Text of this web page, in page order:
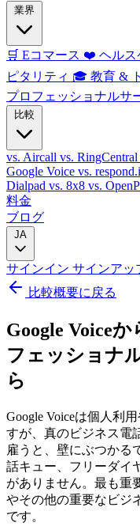
業界
🛒 Eコマース ❤️ ヘルス
ピタリティ 🎓 教育 &
プロフェッショナルサ
比較
vs. Aircall vs. RingCentral
Google Voice vs.
Dialpad vs. 8x8 vs.
料金
ブログ
JA
サインイン サインアッ
比較概要に戻る
Google Voiceか
フェッショナ
ら
Google Voiceは個人利
すが、真のビジネス電
雇うと、壁にぶつかる
話キュー、フリーダイ
がありません。最も重
やその他の重要なビジ
です。